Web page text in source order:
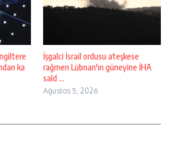
ka
İşgalci İsrail ordusu ateşkese
rağmen Lübnan'ın güneyine İHA
sald ...
Ağustos 5, 2026